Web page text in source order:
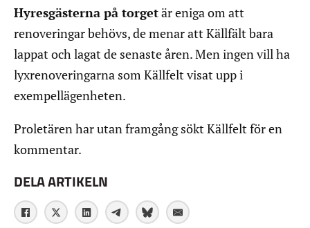
Hyresgästerna på torgetär eniga om att
renoveringar behövs, de menar att Källfält bara
lappat och lagat de senaste åren. Men ingen vill ha
lyxrenoveringarna som Källfelt visat upp i
exempellägenheten.
Proletären har utan framgång sökt Källfelt för en
kommentar.
DELA ARTIKELN